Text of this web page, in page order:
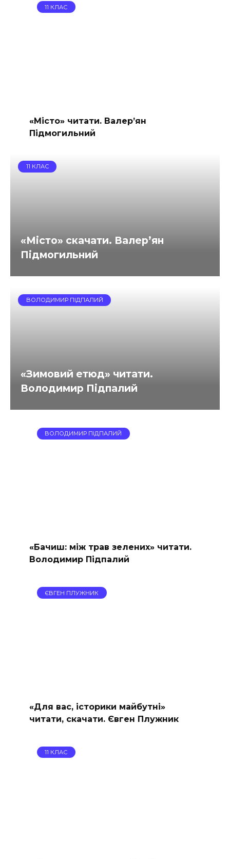
11 КЛАС
«Місто» читати. Валер’ян
Підмогильний
11 КЛАС
«Місто» скачати. Валер’ян
Підмогильний
ВОЛОДИМИР ПІДПАЛИЙ
«Зимовий етюд» читати.
Володимир Підпалий
ВОЛОДИМИР ПІДПАЛИЙ
«Бачиш: між трав зелених» читати.
Володимир Підпалий
ЄВГЕН ПЛУЖНИК
«Для вас, історики майбутні»
читати, скачати. Євген Плужник
11 КЛАС